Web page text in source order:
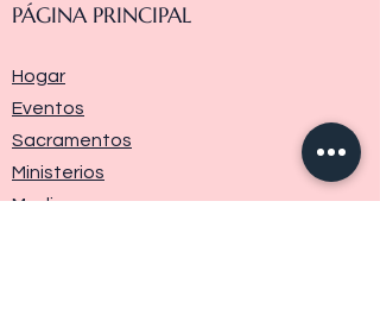
PÁGINA PRINCIPAL
Hogar
Eventos
Sacramentos
Ministerios
Media